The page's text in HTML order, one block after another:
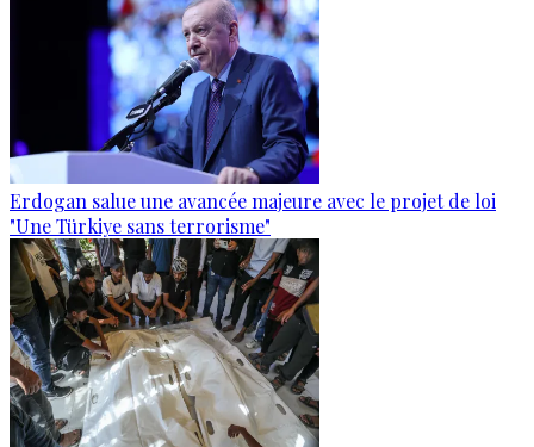
Erdogan salue une avancée majeure avec le projet de loi
"Une Türkiye sans terrorisme"